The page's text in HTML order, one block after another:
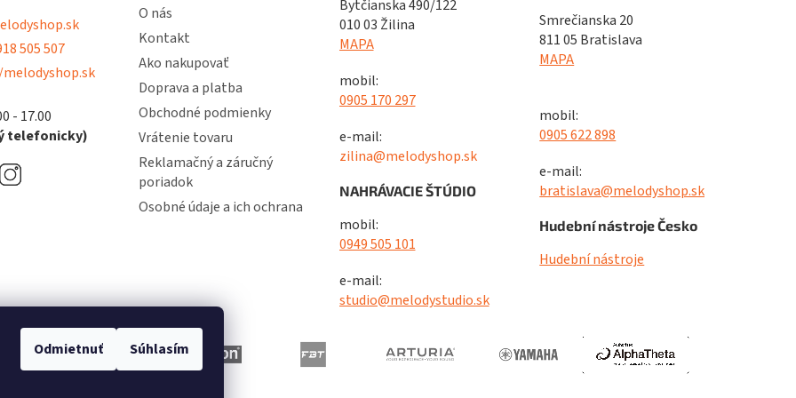
Odmietnuť Súhlasím
505 507
- 17.00
telefonicky)
O nás
Kontakt
Ako nakupovať
Doprava a platba
Obchodné podmienky
Vrátenie tovaru
Reklamačný a záručný
poriadok
Osobné údaje a ich ochrana
Bytčianska 490/122
010 03 Žilina
MAPA
mobil:
0905 170 297
e-mail:
zilina@melodyshop.sk
NAHRÁVACIE ŠTÚDIO
mobil:
0949 505 101
e-mail:
studio@melodystudio.sk
Smrečianska 20
811 05 Bratislava
MAPA
mobil:
0905 622 898
e-mail:
bratislava@melodyshop.sk
Hudební nástroje Česko
Hudební nástroje